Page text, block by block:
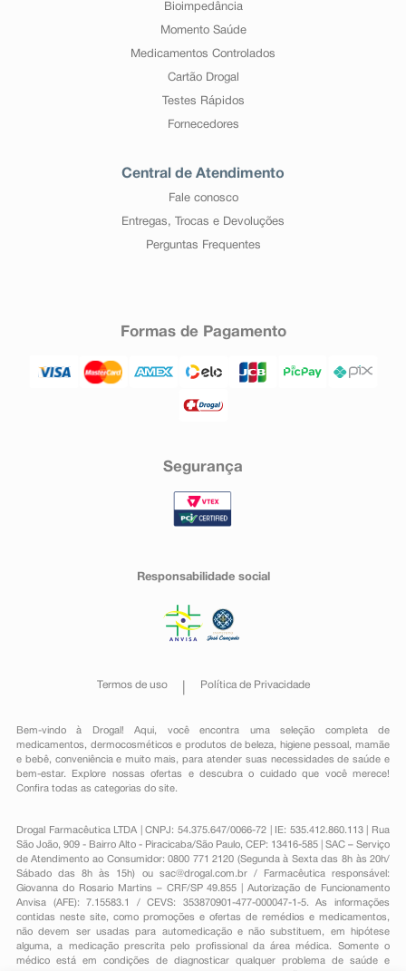
Bioimpedância
Momento Saúde
Medicamentos Controlados
Cartão Drogal
Testes Rápidos
Fornecedores
Central de Atendimento
Fale conosco
Entregas, Trocas e Devoluções
Perguntas Frequentes
Formas de Pagamento
Segurança
Responsabilidade social
Termos de uso Política de Privacidade
Bem-vindo à Drogal! Aqui, você encontra uma seleção completa de
medicamentos , dermocosméticos e produtos de beleza, higiene pessoal ,mamãe
e bebê, conveniênciae muito mais, para atender suas necessidades de saúde e
bem-estar. Explore nossas ofertas e descubra o cuidado que você merece!
Confira todas as categorias do site.
Drogal Farmacêutica LTDA | CNPJ: 54.375.647/0066-72 | IE: 535.412.860.113 | Rua
São João, 909 - Bairro Alto - Piracicaba/São Paulo, CEP: 13416-585 | SAC – Serviço
de Atendimento ao Consumidor: 0800 771 2120 (Segunda à Sexta das 8h às 20h/
Sábado das 8h às 15h) ou sac@drogal.com.br/ Farmacêutica responsável:
Giovanna do Rosario Martins – CRF/SP 49.855 | Autorização de Funcionamento
Anvisa (AFE): 7.15583.1 / CEVS: 353870901-477-000047-1-5. As informações
contidas neste site, como promoções e ofertas de remédios e medicamentos,
não devem ser usadas para automedicação e não substituem, em hipótese
alguma, a medicação prescrita pelo profissional da área médica. Somente o
médico está em condições de diagnosticar qualquer problema de saúde e